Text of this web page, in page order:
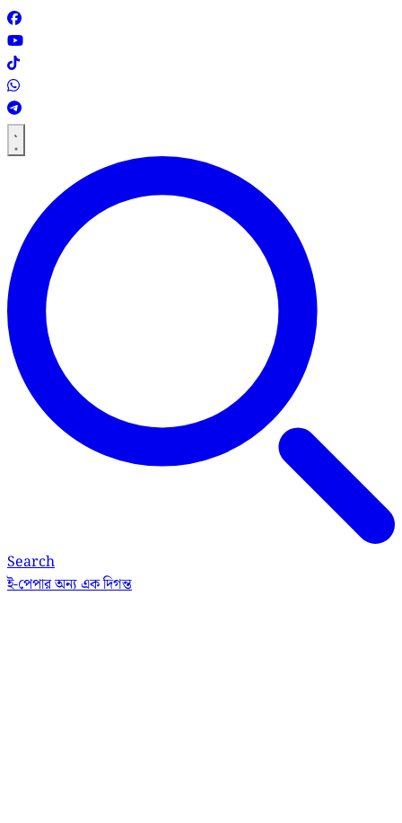
Search
ই-পেপারঅন্য এক দিগন্ত